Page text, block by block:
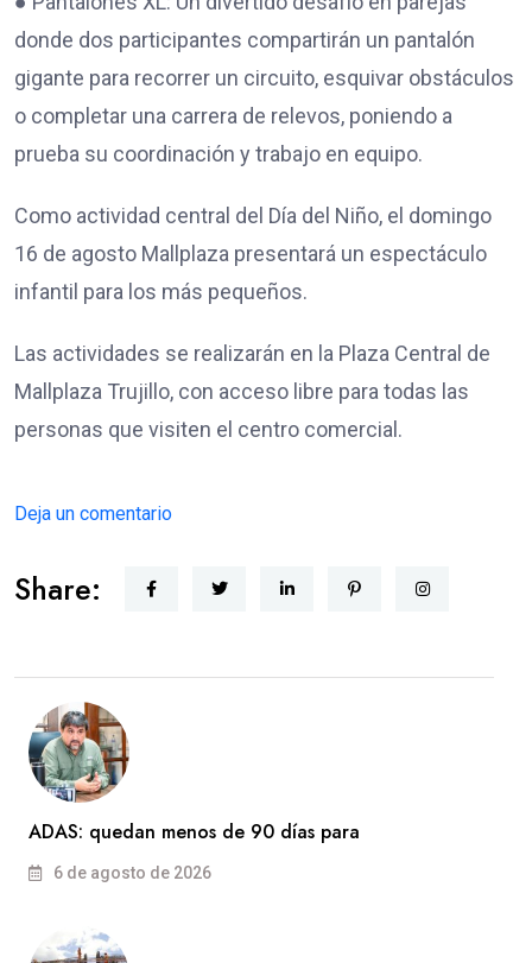
donde dos participantes compartirán un pantalón
gigante para recorrer un circuito, esquivar obstáculos
o completar una carrera de relevos, poniendo a
prueba su coordinación y trabajo en equipo.
Como actividad central del Día del Niño, el domingo
16 de agosto Mallplaza presentará un espectáculo
infantil para los más pequeños.
Las actividades se realizarán en la Plaza Central de
Mallplaza Trujillo, con acceso libre para todas las
personas que visiten el centro comercial.
Deja un comentario
Share:
ADAS: quedan menos de 90 días para
6 de agosto de 2026